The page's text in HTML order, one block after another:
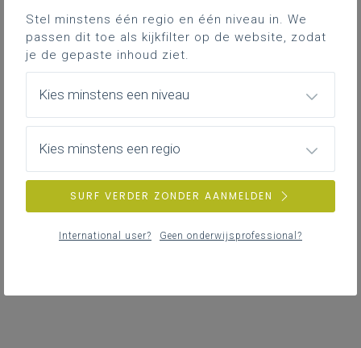
Stel minstens één regio en één niveau in. We
passen dit toe als kijkfilter op de website, zodat
je de gepaste inhoud ziet.
Kies minstens een niveau
Kies minstens een regio
SURF VERDER ZONDER AANMELDEN
International user? Geen onderwijsprofessional?